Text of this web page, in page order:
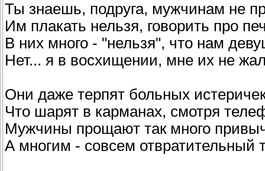
Ты знаешь, подруга, мужчинам не
Им плакать нельзя, говорить про
В них много - "нельзя", что нам
Нет... я в восхищении, мне их не
Они даже терпят больных
Что шарят в карманах, смотря
Мужчины прощают так много
А многим - совсем отвратительный